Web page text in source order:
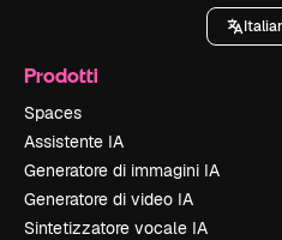
Prodotti
Spaces
Assistente IA
Generatore di immagini IA
Generatore di video IA
Sintetizzatore vocale IA